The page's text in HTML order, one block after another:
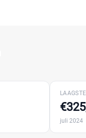
juli 2024